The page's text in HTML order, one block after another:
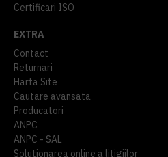
Certificari ISO
EXTRA
Contact
Returnari
Harta Site
Cautare avansata
Producatori
ANPC
ANPC - SAL
Solutionarea online a litigiilor